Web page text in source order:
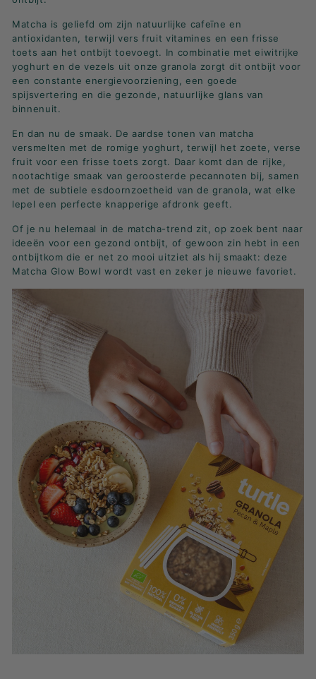
Matcha is geliefd om zijn natuurlijke cafeïne en
antioxidanten, terwijl vers fruit vitamines en een frisse
toets aan het ontbijt toevoegt. In combinatie met eiwitrijke
yoghurt en de vezels uit onze granola zorgt dit ontbijt voor
een constante energievoorziening, een goede
spijsvertering en die gezonde, natuurlijke glans van
binnenuit.
En dan nu de smaak. De aardse tonen van matcha
versmelten met de romige yoghurt, terwijl het zoete, verse
fruit voor een frisse toets zorgt. Daar komt dan de rijke,
nootachtige smaak van geroosterde pecannoten bij, samen
met de subtiele esdoornzoetheid van de granola, wat elke
lepel een perfecte knapperige afdronk geeft.
Of je nu helemaal in de matcha-trend zit, op zoek bent naar
ideeën voor een gezond ontbijt, of gewoon zin hebt in een
ontbijtkom die er net zo mooi uitziet als hij smaakt: deze
Matcha Glow Bowl wordt vast en zeker je nieuwe favoriet.